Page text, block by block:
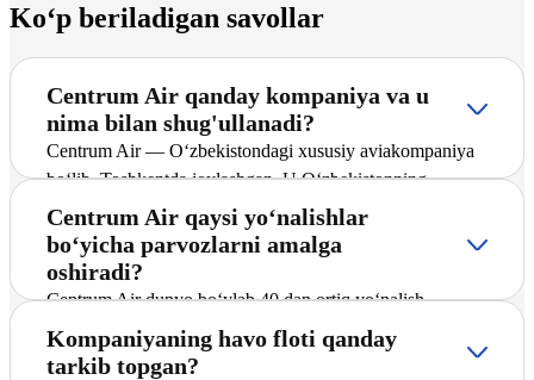
Ko‘p beriladigan savollar
Centrum Air qanday kompaniya va u
nima bilan shug'ullanadi?
Centrum Air — O‘zbekistondagi xususiy aviakompaniya
bo‘lib, Toshkentda joylashgan. U O‘zbekistonning
yetakchi tashuvchilaridan biri hisoblanadi hamda
yo‘lovchilarga xalqaro va ichki yo‘nalishlar bo‘yicha,
jumladan Sharm al-Shayk – Krasnoyarsk yo‘nalishida
muntazam va charter reyslarni taklif etadi. Kompaniya
yo‘nalishlarni joriy etmoqda va barcha yo‘lovchilar uchun
Centrum Air qaysi yo‘nalishlar
bo‘yicha parvozlarni amalga
oshiradi?
Centrum Air dunyo bo‘ylab 40 dan ortiq yo‘nalish
bo‘yicha reyslarni amalga oshiradi. Ularning asosiylari
yirik xalqaro shaharlar hamda mashhur sayyohlik
Kompaniyaning havo floti qanday
tarkib topgan?